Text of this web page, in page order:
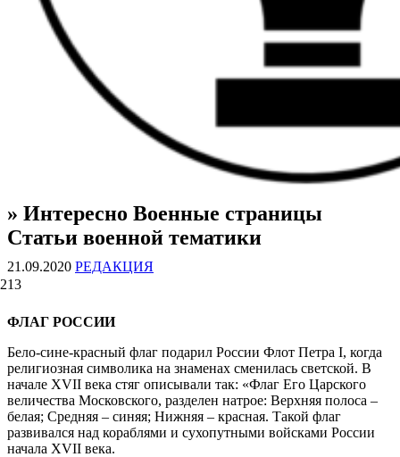
ВОЕННЫЕ СТРАНИЦЫ
СТАТЬИ ВОЕННОЙ ТЕМАТИКИ
» Интересно Военные страницы
Статьи военной тематики
21.09.2020 РЕДАКЦИЯ
213
ФЛАГ РОССИИ
Бело-сине-красный флаг подарил России Флот Петра I, когда
религиозная символика на знаменах сменилась светской. В
начале XVII века стяг описывали так: «Флаг Его Царского
величества Московского, разделен натрое: Верхняя полоса –
белая; Средняя – синяя; Нижняя – красная. Такой флаг
развивался над кораблями и сухопутными войсками России
начала XVII века.